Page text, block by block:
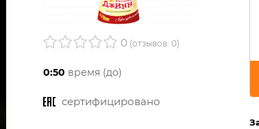
0 (отзывов: 0)
0:50 время (до)
сертифицировано